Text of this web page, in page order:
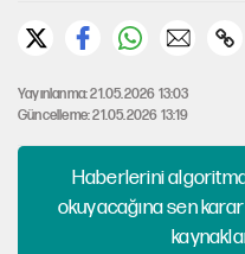
Yayınlanma: 21.05.2026 13:03
Güncelleme: 21.05.2026 13:19
Haberlerini
okuyacağına sen